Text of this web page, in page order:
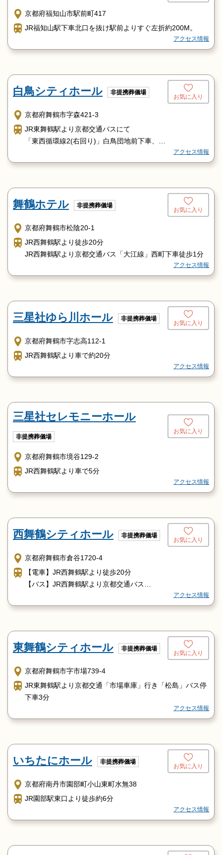
京都府福知山市駅前町417
JR福知山駅下車北口を抜け駅前よりすぐ左折約200M。
アクセス情報
白鳥シティホール 非提携葬儀場
お気に入り
京都府舞鶴市字森421-3
JR東舞鶴駅より京都交通バスにて
「東西循環線2(右回り)」白鳥団地前下車、
アクセス情報
舞鶴ホテル 非提携葬儀場
お気に入り
京都府舞鶴市松陰20-1
JR西舞鶴駅より徒歩20分
JR西舞鶴駅より京都交通バス「大江線」西町下車徒歩1分
アクセス情報
三星社ゆら川ホール 非提携葬儀場
お気に入り
京都府舞鶴市字志高112-1
JR西舞鶴駅より車で約20分
アクセス情報
三星社セレモニーホール
非提携葬儀場
お気に入り
京都府舞鶴市境谷129-2
JR西舞鶴駅より車で5分
アクセス情報
西舞鶴シティホール 非提携葬儀場
お気に入り
京都府舞鶴市倉谷1720-4
【電車】JR西舞鶴駅より徒歩20分
【バス】JR西舞鶴駅より京都交通バス
「JR東舞鶴（白鳥経由）駅」行き日赤病院前下車徒歩10分
アクセス情報
東舞鶴シティホール 非提携葬儀場
お気に入り
京都府舞鶴市字市場739-4
JR東舞鶴駅より京都交通「市場車庫」行き「松島」バス停
下車3分
アクセス情報
いちたにホール 非提携葬儀場
お気に入り
京都府南丹市園部町小山東町水無38
JR園部駅東口より徒歩約6分
アクセス情報